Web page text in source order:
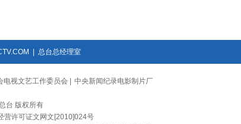
总台总经理室
电视文艺工作委员会 中央新闻纪录电影制片厂
台 版权所有
营许可证文网文[2010]024号